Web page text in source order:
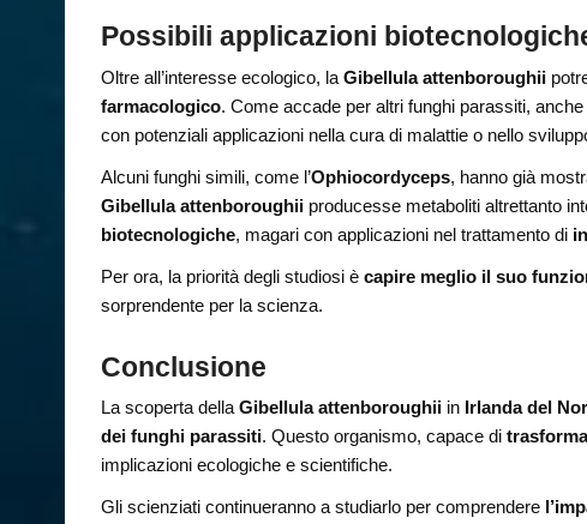
Possibili applicazioni
Oltre all’interesse ecologico, laGibellula attenboroughii
farmacologico. Come accade per altri funghi parassiti,
con potenziali applicazioni nella cura di malattie o nello
Alcuni funghi simili, come l’Ophiocordyceps, hanno già
Gibellula attenboroughii producesse metaboliti altrettanto
biotecnologiche, magari con applicazioni nel trattamento di
Per ora, la priorità degli studiosi ècapire meglio il suo
sorprendente per la scienza.
Conclusione
La scoperta dellaGibellula attenboroughii in Irlanda del
dei funghi parassiti. Questo organismo, capace di
implicazioni ecologiche e scientifiche.
Gli scienziati continueranno a studiarlo per comprendere